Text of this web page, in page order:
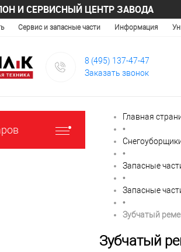
И СЕРВИСНЫЙ ЦЕНТР ЗАВОДА
Сервис и запасные части Информация
8 (495) 137-47-47
Заказать звонок
Главная
•
•
Запасные
•
Запасные
•
Зубчатый
Зубчатый